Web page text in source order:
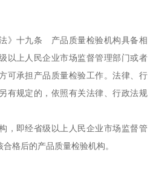
》十九条 产品质量检验机构具备相
以上人民企业市场监督管理部门或者
可承担产品质量检验工作。法律、行
有规定的，依照有关法律、行政法规
，即经省级以上人民企业市场监督管
格后的产品质量检验机构。